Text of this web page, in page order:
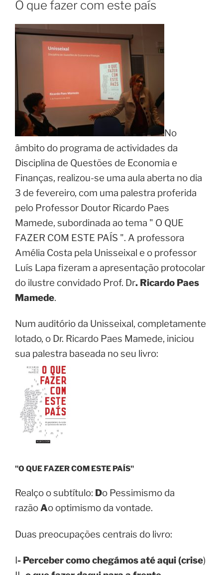
O que fazer com este país
No
âmbito do programa de actividades da
Disciplina de Questões de Economia e
Finanças, realizou-se uma aula aberta no dia
3 de fevereiro, com uma palestra proferida
pelo Professor Doutor Ricardo Paes
Mamede, subordinada ao tema " O QUE
FAZER COM ESTE PAÍS ". A professora
Amélia Costa pela Unisseixal e o professor
Luís Lapa fizeram a apresentação protocolar
do ilustre convidado Prof. Dr. Ricardo Paes
Mamede.
Num auditório da Unisseixal, completamente
lotado, o Dr. Ricardo Paes Mamede, iniciou
sua palestra baseada no seu livro:
"O QUE FAZER COM ESTE PAÍS"
Realço o subtítulo: Do Pessimismo da
razãoAo optimismo da vontade.
Duas preocupações centrais do livro:
I- Perceber como chegámos até aqui (crise)